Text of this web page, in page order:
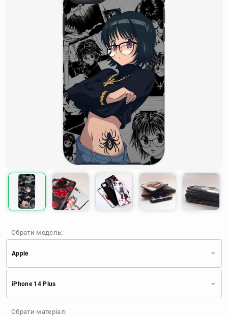
Обрати модель:
Apple
Apple
Huawei
TECNO
Google
Doogee
iPhone 14 Plus
Обрати матеріал: